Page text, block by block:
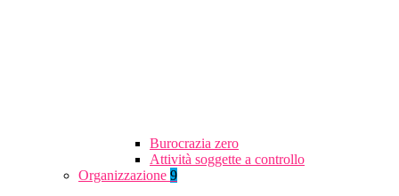
Burocrazia zero
Attività soggette a controllo
Organizzazione 9